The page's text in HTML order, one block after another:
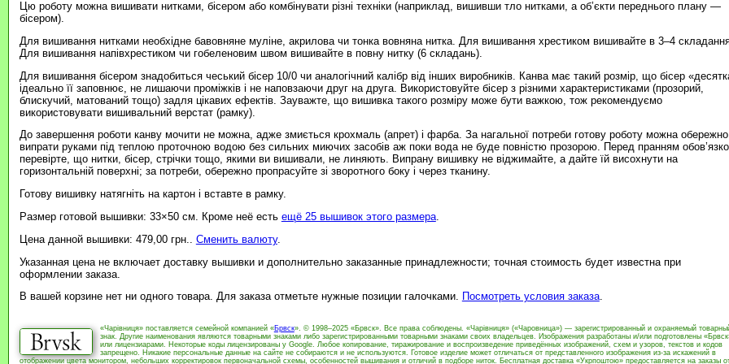
Цю роботу можна вишивати нитками, бісером або комбінувати різні техніки (наприклад, вишивши тло нитками, а об’єкти переднього плану —
бісером).
Для вишивання нитками необхідне бавовняне муліне, акрилова чи тонка вовняна нитка. Для вишивання хрестиком вишивайте в 3–4
Для вишивання напівхрестиком чи гобеленовим швом вишивайте в повну нитку (6 складань).
Для вишивання бісером знадобиться чеський бісер 10/0 чи аналогічний калібр від інших виробників. Канва має такий розмір, що бісер
ідеально її заповнює, не лишаючи проміжків і не наповзаючи друг на друга. Використовуйте бісер з різними характеристиками (прозорий,
блискучий, матований тощо) задля цікавих ефектів. Зауважте, що вишивка такого розміру може бути важкою, тож рекомендуємо
використовувати вишивальний верстат (рамку).
До завершення роботи канву мочити не можна, адже змиється крохмаль (апрет) і фарба. За нагальної потреби готову роботу можна обережно
випрати руками під теплою проточною водою без сильних миючих засобів аж поки вода не буде повністю прозорою. Перед пранням
перевірте, що нитки, бісер, стрічки тощо, якими ви вишивали, не линяють. Випрану вишивку не віджимайте, а дайте їй висохнути на
горизонтальній поверхні; за потреби, обережно пропрасуйте зі зворотного боку і через тканину.
Готову вишивку натягніть на картон і вставте в рамку.
Размер готовой вышивки: 33×50 см. Кроме неё есть ещё 25 вышивок этого размера.
Цена данной вышивки: 479,00 грн.. Сменить валюту.
Указанная цена не включает доставку вышивки и дополнительно заказанные принадлежности; точная стоимость будет известна при
оформлении заказа.
В вашей корзине нет ни одного товара. Для заказа отметьте нужные позиции галочками. Посмотреть условия заказа.
«Чарівниця» поставляется семейной компанией «Брвск». © 1998–2025 «Брвск». Все права соблюдены. «Чарівниця» («Чаровница») — зарегистрированный и охраняемый
знак. Другие наименования являются товарными знаками либо зарегистрированными товарными знаками своих владельцев. Изображения разработаны и/или подготовлены
или лицензиарами. Некоторые коды лицензированы у Google. Любое копирование, тиражирование и воспроизведение приведённых изображений, схем и узоров, текстов и кодов
запрещено. Никакие персональные данные на сайте не собираются и не используются. Готовое изделие может отличаться от представленного изображения из-за искажений в
отображении цвета монитором, небольших корректировок первоначальной схемы, особенностей вышивания и отличий в подборе ниток. Бесплатная доставка «Укрпоштою» предоставляется на заказы